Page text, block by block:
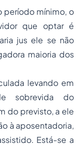
período mínimo, o
que optar é
jus ele se não
maioria dos
levando em
sobrevida do
do previsto, a ele
à aposentadoria,
Está-se a